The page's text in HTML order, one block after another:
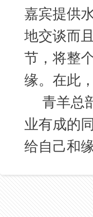
嘉宾提供
地交谈而
节，将整
缘。在此
青羊总
业有成的
给自己和